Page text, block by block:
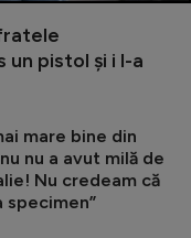
un pistol și i l-a
mare bine din
nu a avut milă de
Nu credeam că
specimen”